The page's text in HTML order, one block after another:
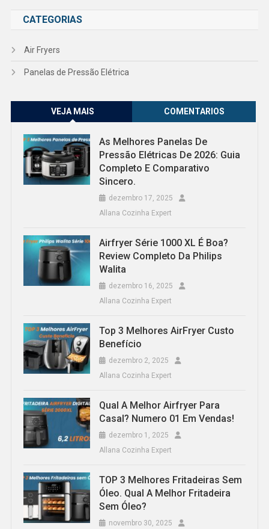
CATEGORIAS
Air Fryers
Panelas de Pressão Elétrica
VEJA MAIS COMENTARIOS
As Melhores Panelas De
Pressão Elétricas De 2026: Guia
Completo E Comparativo
Sincero.
dezembro 17, 2025
Allana Cozinha Expert
Airfryer Série 1000 XL É Boa?
Review Completo Da Philips
Walita
dezembro 16, 2025
Allana Cozinha Expert
Top 3 Melhores AirFryer Custo
Benefício
dezembro 2, 2025
Allana Cozinha Expert
Qual A Melhor Airfryer Para
Casal? Numero 01 Em Vendas!
dezembro 1, 2025
Allana Cozinha Expert
TOP 3 Melhores Fritadeiras Sem
Óleo. Qual A Melhor Fritadeira
Sem Óleo?
novembro 30, 2025